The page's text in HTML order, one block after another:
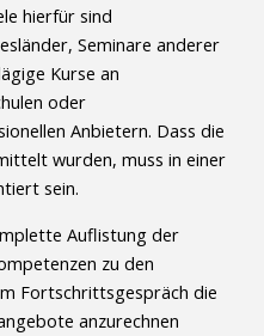
hierfür sind
Seminare anderer
Kurse an
oder
Anbietern. Dass die
wurden, muss in einer
sein.
Auflistung der
zu den
Fortschrittsgespräch die
anzurechnen